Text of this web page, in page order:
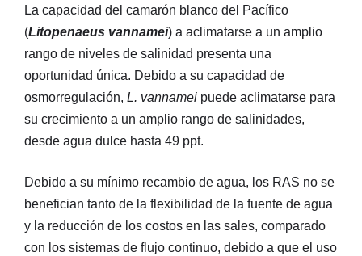
La capacidad del camarón blanco del Pacífico
(Litopenaeus vannamei) a aclimatarse a un amplio
rango de niveles de salinidad presenta una
oportunidad única. Debido a su capacidad de
osmorregulación, L. vannamei puede aclimatarse para
su crecimiento a un amplio rango de salinidades,
desde agua dulce hasta 49 ppt.
Debido a su mínimo recambio de agua, los RAS no se
benefician tanto de la flexibilidad de la fuente de agua
y la reducción de los costos en las sales, comparado
con los sistemas de flujo continuo, debido a que el uso